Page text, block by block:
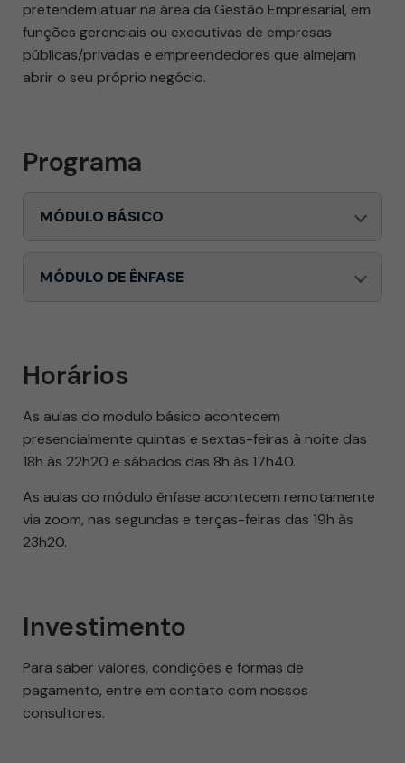
pretendem atuar na área da Gestão Empresarial, em
funções gerenciais ou executivas de empresas
públicas/privadas e empreendedores que almejam
abrir o seu próprio negócio.
Programa
MÓDULO BÁSICO
MÓDULO DE ÊNFASE
Horários
As aulas do modulo básico acontecem
presencialmente quintas e sextas-feiras à noite das
18h às 22h20 e sábados das 8h às 17h40.
As aulas do módulo ênfase acontecem remotamente
via zoom, nas segundas e terças-feiras das 19h às
23h20.
Investimento
Para saber valores, condições e formas de
pagamento, entre em contato com nossos
consultores.